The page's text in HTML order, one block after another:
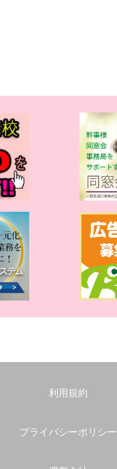
利用規約
プライバシーポリシー